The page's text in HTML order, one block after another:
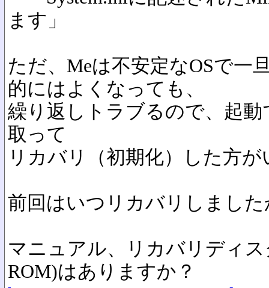
ます」
ただ、Meは不安定なOSで一
的にはよくなっても、
繰り返しトラブるので、起
取って
リカバリ（初期化）した方
前回はいつリカバリしました
マニュアル、リカバリディ
ROM)はありますか？